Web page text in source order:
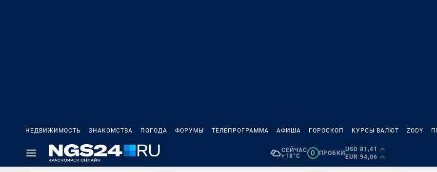
НЕДВИЖИМОСТЬ ЗНАКОМСТВА ПОГОДА ФОРУМЫ ТЕЛЕПРОГРАММА АФИША ГОРОСКОП КУРСЫ ВАЛЮТ ZODY
СЕЙЧАС
+18°C
0 ПРОБКИ
USD 81,41
EUR 94,06